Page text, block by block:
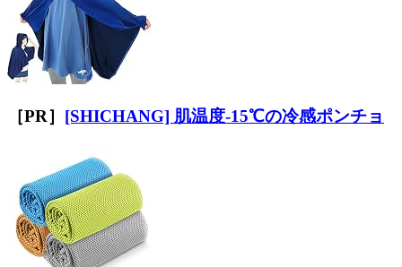
［PR］ [SHICHANG] 肌温度-15℃の冷感ポンチョ